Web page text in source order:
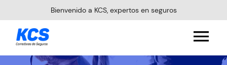
Bienvenido a KCS, expertos en seguros